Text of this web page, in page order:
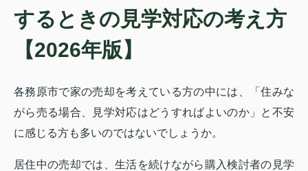
するときの見学対応の考え方
【2026年版】
各務原市で家の売却を考えている方の中には、「住みな
がら売る場合、見学対応はどうすればよいのか」と不安
に感じる方も多いのではないでしょうか。
居住中の売却では、生活を続けながら購入検討者の見学